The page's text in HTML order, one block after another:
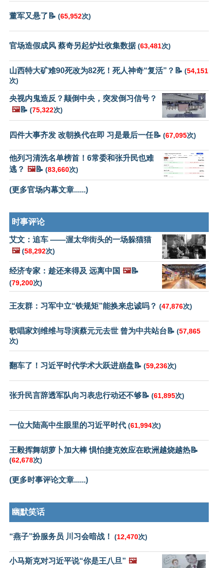
董军又悬了📝 (65,952次)
官场造假成风 蔡奇另起炉灶收集数据(63,481次)
山西特大矿难90死改为82死！死人神奇“复活”？📝 (54,151
次)
央视内鬼造反？颠倒中央，突发倒习信号？
🖼️📝 (75,322次)
四件大事齐发 改朝换代在即 习是最后一任📝 (67,095次)
他列习清洗名单榜首！6常委和张升民也难
逃？ 🖼️📝 (83,660次)
(更多官场内幕文章......)
时事评论
艾文：追车 ——渥太华街头的一场躲猫猫
🖼️ (58,292次)
经济专家：趁还来得及 远离中国 🖼️📝
(79,200次)
王友群：习军中立“铁规矩”能换来忠诚吗？ (47,876次)
歌唱家刘维维与导演蔡元元去世 曾为中共站台📝 (57,865
次)
翻车了！习近平时代学术大跃进崩盘📝 (59,236次)
张升民言辞透军队向习表忠行动还不够📝 (61,895次)
一位大陆高中生眼里的习近平时代 (61,994次)
王毅挥舞胡萝卜加大棒 惧怕捷克效应在欧洲越烧越热📝
(62,678次)
(更多时事评论文章......)
幽默笑话
“燕子”扮服务员 川习会暗战！ (12,470次)
小马斯克对习近平说“你是王八旦” 🖼️